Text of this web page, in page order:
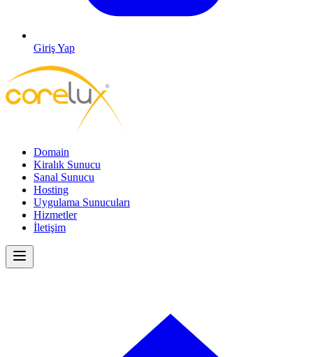
Giriş Yap
Domain
Kiralık Sunucu
Sanal Sunucu
Hosting
Uygulama Sunucuları
Hizmetler
İletişim